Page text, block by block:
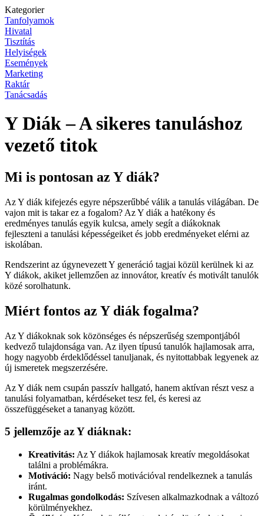
Kategorier
Tanfolyamok
Hivatal
Tisztítás
Helyiségek
Események
Marketing
Raktár
Tanácsadás
Y Diák – A sikeres tanuláshoz
vezető titok
Mi is pontosan az Y diák?
Az Y diák kifejezés egyre népszerűbbé válik a tanulás világában. De
vajon mit is takar ez a fogalom? Az Y diák a hatékony és
eredményes tanulás egyik kulcsa, amely segít a diákoknak
fejleszteni a tanulási képességeiket és jobb eredményeket elérni az
iskolában.
Rendszerint az úgynevezett Y generáció tagjai közül kerülnek ki az
Y diákok, akiket jellemzően az innovátor, kreatív és motivált tanulók
közé sorolhatunk.
Miért fontos az Y diák fogalma?
Az Y diákoknak sok közönséges és népszerűség szempontjából
kedvező tulajdonsága van. Az ilyen típusú tanulók hajlamosak arra,
hogy nagyobb érdeklődéssel tanuljanak, és nyitottabbak legyenek az
új ismeretek megszerzésére.
Az Y diák nem csupán passzív hallgató, hanem aktívan részt vesz a
tanulási folyamatban, kérdéseket tesz fel, és keresi az
összefüggéseket a tananyag között.
5 jellemzője az Y diáknak:
Kreativitás: Az Y diákok hajlamosak kreatív megoldásokat
találni a problémákra.
Motiváció: Nagy belső motivációval rendelkeznek a tanulás
iránt.
Rugalmas gondolkodás: Szívesen alkalmazkodnak a változó
körülményekhez.